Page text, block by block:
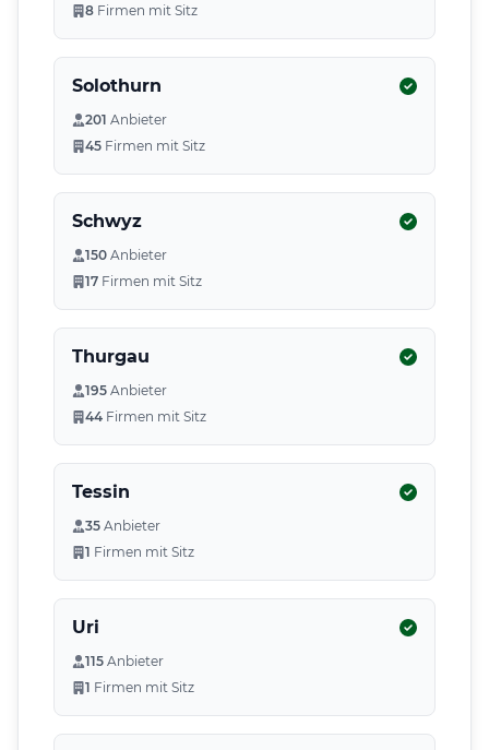
8 Firmen mit Sitz
Solothurn
201 Anbieter
45 Firmen mit Sitz
Schwyz
150 Anbieter
17 Firmen mit Sitz
Thurgau
195 Anbieter
44 Firmen mit Sitz
Tessin
35 Anbieter
1 Firmen mit Sitz
Uri
115 Anbieter
1 Firmen mit Sitz